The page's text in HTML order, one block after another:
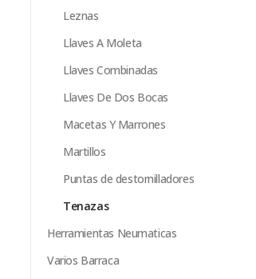
Leznas
Llaves A Moleta
Llaves Combinadas
Llaves De Dos Bocas
Macetas Y Marrones
Martillos
Puntas de destornilladores
Tenazas
Herramientas Neumaticas
Varios Barraca